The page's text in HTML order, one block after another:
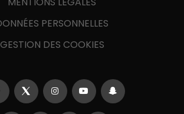
PERSONNELLES
GESTION DES COOKIES